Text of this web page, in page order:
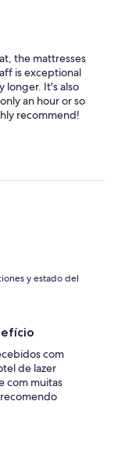
the mattresses
is exceptional
longer. It's also
an hour or so
recommend!
y estado del
com
de lazer
com muitas